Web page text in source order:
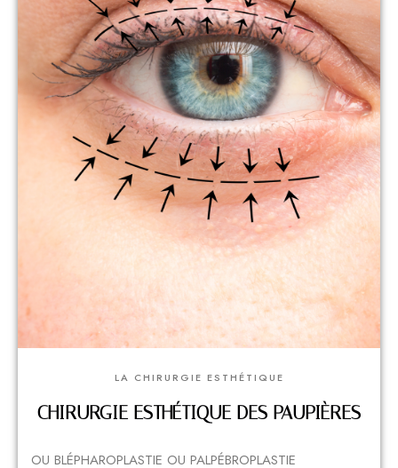
LA CHIRURGIE ESTHÉTIQUE
CHIRURGIE ESTHÉTIQUE DES PAUPIÈRES
OU BLÉPHAROPLASTIE OU PALPÉBROPLASTIE